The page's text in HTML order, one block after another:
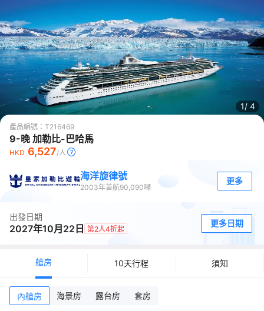
1/ 4
產品編號： T216469
9-晚 加勒比-巴哈馬
HKD 6,527/人
海洋旋律號
2003年首航90,090噸
更多
出發日期
2027年10月22日 第2人4折起
更多日期
艙房 10天行程 須知
內艙房 海景房 露台房 套房